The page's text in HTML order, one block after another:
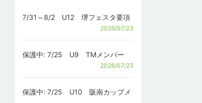
7/31～8/2 U12 堺フェスタ要項
2026/07/23
保護中: 7/25 U9 TMメンバー
2026/07/23
保護中: 7/25 U10 阪南カップメ